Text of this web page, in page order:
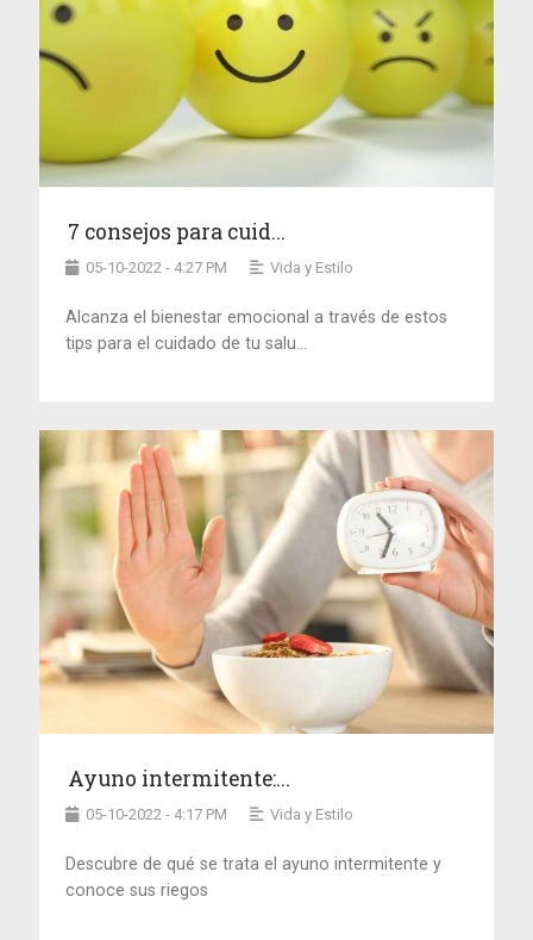
7 consejos para cuid...
05-10-2022 - 4:27 PM Vida y Estilo
Alcanza el bienestar emocional a través de estos
tips para el cuidado de tu salu...
Ayuno intermitente:...
05-10-2022 - 4:17 PM Vida y Estilo
Descubre de qué se trata el ayuno intermitente y
conoce sus riegos